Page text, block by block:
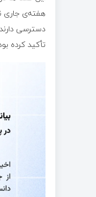
هفته‌ی جاری
دسترسی
تأکید کرده